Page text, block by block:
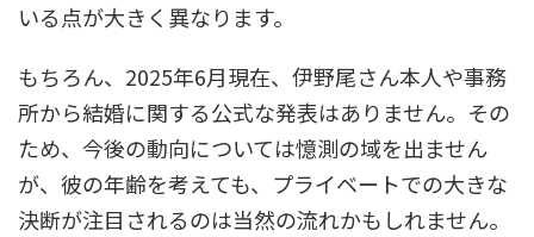
いる点が大きく異なります。
もちろん、2025年6月現在、伊野尾さん本人や事務
所から結婚に関する公式な発表はありません。その
ため、今後の動向については憶測の域を出ません
が、彼の年齢を考えても、プライベートでの大きな
決断が注目されるのは当然の流れかもしれません。